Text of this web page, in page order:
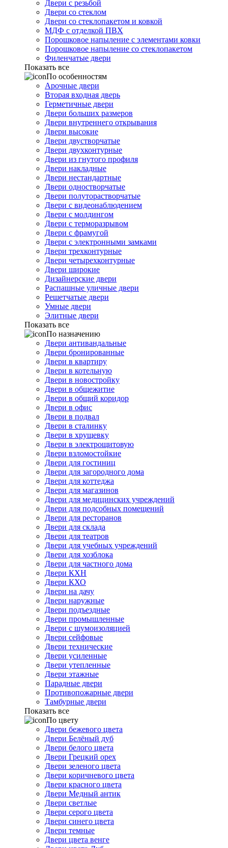
Двери с резьбой
Двери со стеклом
Двери со стеклопакетом и ковкой
МДФ с отделкой ПВХ
Порошковое напыление с элементами ковки
Порошковое напыление со стеклопакетом
Филенчатые двери
Показать все
По особенностям
Арочные двери
Вторая входная дверь
Герметичные двери
Двери больших размеров
Двери внутреннего открывания
Двери высокие
Двери двустворчатые
Двери двухконтурные
Двери из гнутого профиля
Двери накладные
Двери нестандартные
Двери одностворчатые
Двери полуторастворчатые
Двери с видеонаблюдением
Двери с молдингом
Двери с терморазрывом
Двери с фрамугой
Двери с электронными замками
Двери трехконтурные
Двери четырехконтурные
Двери широкие
Дизайнерские двери
Распашные уличные двери
Решетчатые двери
Умные двери
Элитные двери
Показать все
По назначению
Двери антивандальные
Двери бронированные
Двери в квартиру
Двери в котельную
Двери в новостройку
Двери в общежитие
Двери в общий коридор
Двери в офис
Двери в подвал
Двери в сталинку
Двери в хрущевку
Двери в электрощитовую
Двери взломостойкие
Двери для гостиниц
Двери для загородного дома
Двери для коттеджа
Двери для магазинов
Двери для медицинских учреждений
Двери для подсобных помещений
Двери для ресторанов
Двери для склада
Двери для театров
Двери для учебных учреждений
Двери для хозблока
Двери для частного дома
Двери КХН
Двери КХО
Двери на дачу
Двери наружные
Двери подъездные
Двери промышленные
Двери с шумоизоляцией
Двери сейфовые
Двери технические
Двери усиленные
Двери утепленные
Двери этажные
Парадные двери
Противопожарные двери
Тамбурные двери
Показать все
По цвету
Двери бежевого цвета
Двери Белёный дуб
Двери белого цвета
Двери Грецкий орех
Двери зеленого цвета
Двери коричневого цвета
Двери красного цвета
Двери Медный антик
Двери светлые
Двери серого цвета
Двери синего цвета
Двери темные
Двери цвета венге